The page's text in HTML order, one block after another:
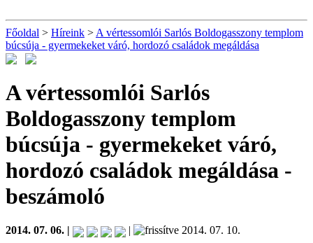
Főoldal > Híreink > A vértessomlói Sarlós Boldogasszony templom
búcsúja - gyermekeket váró, hordozó családok megáldása
A vértessomlói Sarlós
Boldogasszony templom
búcsúja - gyermekeket váró,
hordozó családok megáldása -
beszámoló
2014. 07. 06. | | 2014. 07. 10.